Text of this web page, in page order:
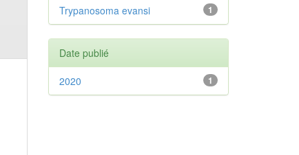
1
Trypanosoma evansi
Date publié
1
2020